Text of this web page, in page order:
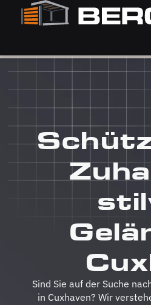
Sind Sie auf der Suche
in Cuxhaven? Wir